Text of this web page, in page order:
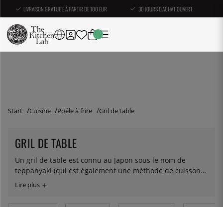
LIVRAISON GRATUITE À PARTIR DE 100 EUR 30 JOURS D'ACHAT OUVERT
Start Cuisine Poêle à frire Gril de table
GRIL DE TABLE
Un gril de table est connu au Japon sous le nom de
teppanyaki (qui est également une méthode de cuisson
extrêmement populaire). Il est utilisé partout en Suède,
des kiosques à hot dog aux restaurants chics. En parlant
de kiosques à hot dog, vous pouvez également trouver ici